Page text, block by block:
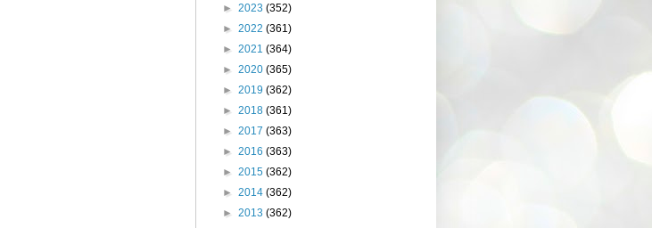
► 2023 (352)
► 2022 (361)
► 2021 (364)
► 2020 (365)
► 2019 (362)
► 2018 (361)
► 2017 (363)
► 2016 (363)
► 2015 (362)
► 2014 (362)
► 2013 (362)